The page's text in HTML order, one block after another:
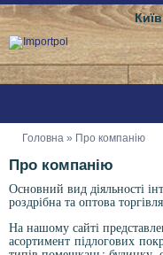
Головна » Про компанію
Про компанію
Основний вид діяльності
роздрібна та оптова
На нашому сайті
асортимент підлогових